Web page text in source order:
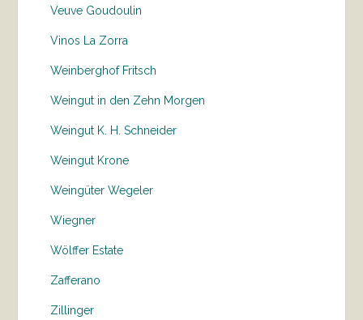
Veuve Goudoulin
Vinos La Zorra
Weinberghof Fritsch
Weingut in den Zehn Morgen
Weingut K. H. Schneider
Weingut Krone
Weingüter Wegeler
Wiegner
Wölffer Estate
Zafferano
Zillinger